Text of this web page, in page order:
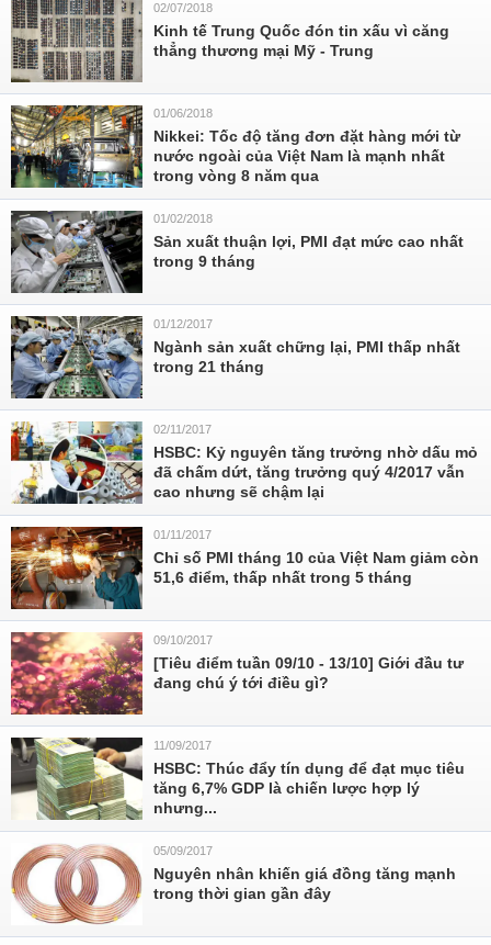
02/07/2018
Kinh tế Trung Quốc đón tin xấu vì căng
thẳng thương mại Mỹ - Trung
01/06/2018
Nikkei: Tốc độ tăng đơn đặt hàng mới từ
nước ngoài của Việt Nam là mạnh nhất
trong vòng 8 năm qua
01/02/2018
Sản xuất thuận lợi, PMI đạt mức cao nhất
trong 9 tháng
01/12/2017
Ngành sản xuất chững lại, PMI thấp nhất
trong 21 tháng
02/11/2017
HSBC: Kỷ nguyên tăng trưởng nhờ dấu mỏ
đã chấm dứt, tăng trưởng quý 4/2017 vẫn
cao nhưng sẽ chậm lại
01/11/2017
Chỉ số PMI tháng 10 của Việt Nam giảm còn
51,6 điểm, thấp nhất trong 5 tháng
09/10/2017
[Tiêu điểm tuần 09/10 - 13/10] Giới đầu tư
đang chú ý tới điều gì?
11/09/2017
HSBC: Thúc đẩy tín dụng để đạt mục tiêu
tăng 6,7% GDP là chiến lược hợp lý
nhưng...
05/09/2017
Nguyên nhân khiến giá đồng tăng mạnh
trong thời gian gần đây